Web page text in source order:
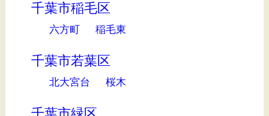
千葉市稲毛区
六方町 稲毛東
千葉市若葉区
北大宮台 桜木